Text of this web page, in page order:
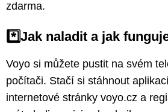
zdarma.
*️⃣Jak naladit a jak
Voyo si můžete pustit na svém
počítači. Stačí si stáhnout
internetové stránky voyo.cz a